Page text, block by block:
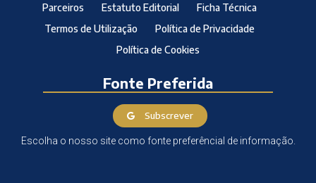
Parceiros Estatuto Editorial
Ficha Técnica
Termos de Utilização
Política de Privacidade
Política de Cookies
Fonte Preferida
Subscrever
Escolha o nosso site como fonte preferêncial de informação.